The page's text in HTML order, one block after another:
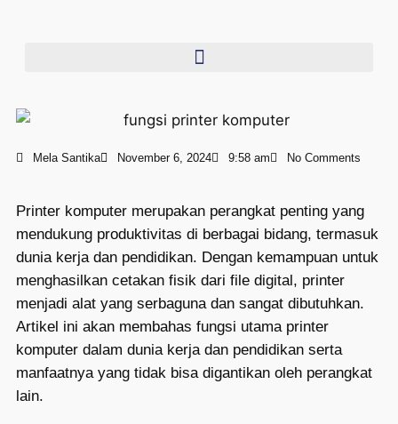
Mela Santika November 6, 2024 9:58 am No Comments
Printer komputer merupakan perangkat penting yang
mendukung produktivitas di berbagai bidang, termasuk
dunia kerja dan pendidikan. Dengan kemampuan untuk
menghasilkan cetakan fisik dari file digital, printer
menjadi alat yang serbaguna dan sangat dibutuhkan.
Artikel ini akan membahas fungsi utama printer
komputer dalam dunia kerja dan pendidikan serta
manfaatnya yang tidak bisa digantikan oleh perangkat
lain.